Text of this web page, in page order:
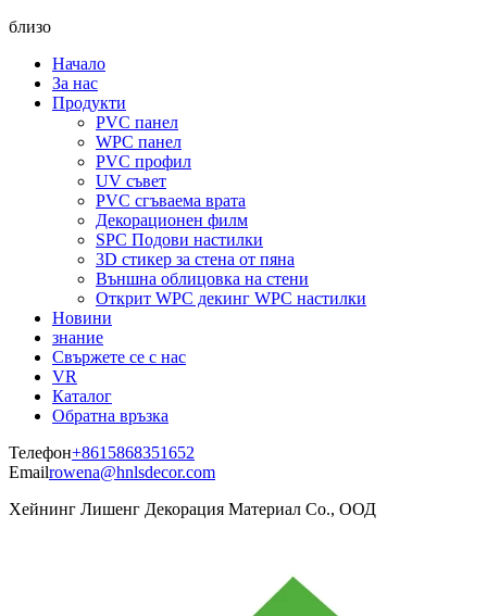
близо
Начало
За нас
Продукти
PVC панел
WPC панел
PVC профил
UV съвет
PVC сгъваема врата
Декорационен филм
SPC Подови настилки
3D стикер за стена от пяна
Външна облицовка на стени
Открит WPC декинг WPC настилки
Новини
знание
Свържете се с нас
VR
Каталог
Обратна връзка
Телефон+8615868351652
Emailrowena@hnlsdecor.com
Хейнинг Лишенг Декорация Материал Co., ООД